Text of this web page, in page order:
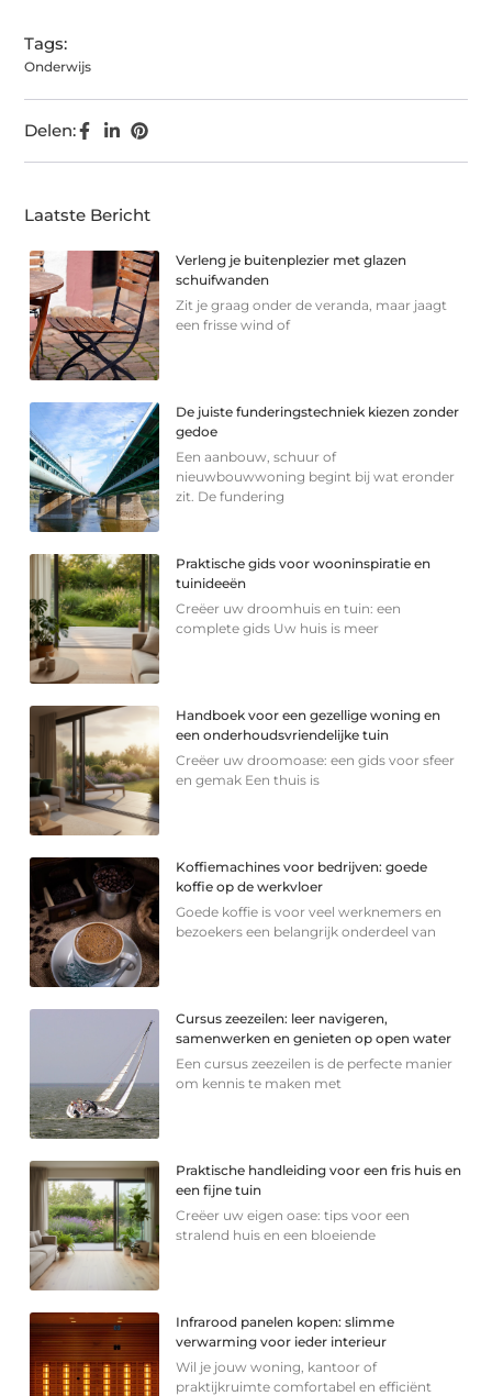
Tags:
Onderwijs
Delen:
Laatste Bericht
Verleng je buitenplezier met glazen
schuifwanden
Zit je graag onder de veranda, maar jaagt
een frisse wind of
De juiste funderingstechniek kiezen zonder
gedoe
Een aanbouw, schuur of
nieuwbouwwoning begint bij wat eronder
zit. De fundering
Praktische gids voor wooninspiratie en
tuinideeën
Creëer uw droomhuis en tuin: een
complete gids Uw huis is meer
Handboek voor een gezellige woning en
een onderhoudsvriendelijke tuin
Creëer uw droomoase: een gids voor sfeer
en gemak Een thuis is
Koffiemachines voor bedrijven: goede
koffie op de werkvloer
Goede koffie is voor veel werknemers en
bezoekers een belangrijk onderdeel van
Cursus zeezeilen: leer navigeren,
samenwerken en genieten op open water
Een cursus zeezeilen is de perfecte manier
om kennis te maken met
Praktische handleiding voor een fris huis en
een fijne tuin
Creëer uw eigen oase: tips voor een
stralend huis en een bloeiende
Infrarood panelen kopen: slimme
verwarming voor ieder interieur
Wil je jouw woning, kantoor of
praktijkruimte comfortabel en efficiënt